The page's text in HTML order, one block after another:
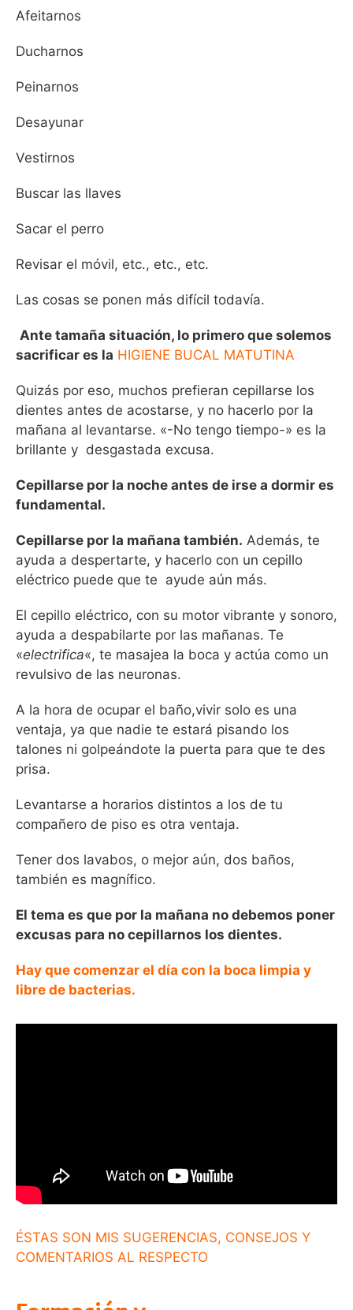
Afeitarnos
Ducharnos
Peinarnos
Desayunar
Vestirnos
Buscar las llaves
Sacar el perro
Revisar el móvil, etc., etc., etc.
Las cosas se ponen más difícil todavía.
Ante tamaña situación, lo primero que solemos
sacrificar es la HIGIENE BUCAL MATUTINA
Quizás por eso, muchos prefieran cepillarse los
dientes antes de acostarse, y no hacerlo por la
mañana al levantarse. «-No tengo tiempo-» es la
brillante y desgastada excusa.
Cepillarse por la noche antes de irse a dormir es
fundamental.
Cepillarse por la mañana también. Además, te
ayuda a despertarte, y hacerlo con un cepillo
eléctrico puede que te ayude aún más.
El cepillo eléctrico, con su motor vibrante y sonoro,
ayuda a despabilarte por las mañanas. Te
«electrifica«, te masajea la boca y actúa como un
revulsivo de las neuronas.
A la hora de ocupar el baño,vivir solo es una
ventaja, ya que nadie te estará pisando los
talones ni golpeándote la puerta para que te des
prisa.
Levantarse a horarios distintos a los de tu
compañero de piso es otra ventaja.
Tener dos lavabos, o mejor aún, dos baños,
también es magnífico.
El tema es que por la mañana no debemos poner
excusas para no cepillarnos los dientes.
Hay que comenzar el día con la boca limpia y
libre de bacterias.
ÉSTAS SON MIS SUGERENCIAS, CONSEJOS Y
COMENTARIOS AL RESPECTO